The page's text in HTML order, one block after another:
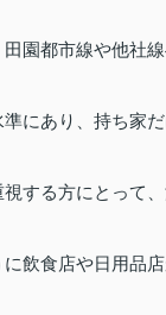
園都市線や他社
にあり、持ち家
する方にとって
飲食店や日用品